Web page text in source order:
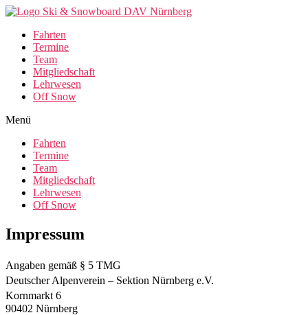
Fahrten
Termine
Team
Mitgliedschaft
Lehrwesen
Off Snow
Menü
Fahrten
Termine
Team
Mitgliedschaft
Lehrwesen
Off Snow
Impressum
Angaben gemäß § 5 TMG
Deutscher Alpenverein – Sektion Nürnberg e.V.
Kornmarkt 6
90402 Nürnberg